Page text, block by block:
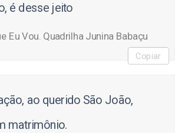
é desse jeito
Eu Vou. Quadrilha Junina Babaçu
Copiar
ao querido São João,
matrimônio.